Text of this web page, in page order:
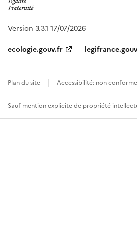
Version 3.3.1 17/07/2026
ecologie.gouv.fr
Plan du site Accessibilité: non conforme
Sauf mention explicite de propriété